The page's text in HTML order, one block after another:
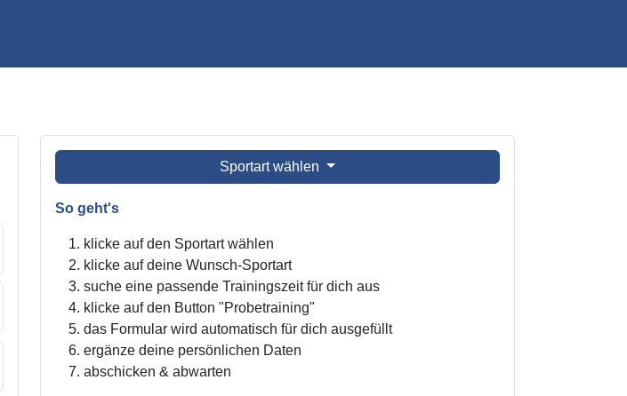
Sportart wählen
So geht's
klicke auf den Sportart wählen
klicke auf deine Wunsch-Sportart
suche eine passende Trainingszeit für dich aus
klicke auf den Button "Probetraining"
das Formular wird automatisch für dich ausgefüllt
ergänze deine persönlichen Daten
abschicken & abwarten